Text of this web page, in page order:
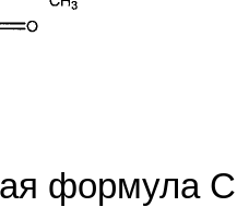
формула C